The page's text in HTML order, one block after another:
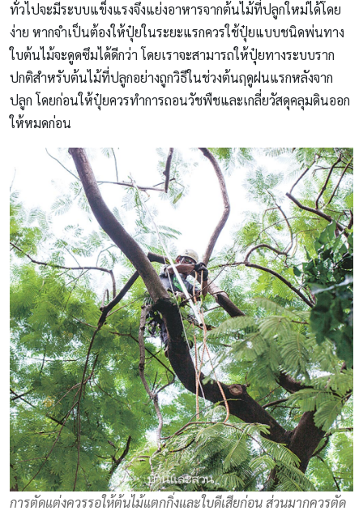
ทั่วไปจะมีระบบแข็งแรงจึงแย่งอาหารจากต้นไม้ที่ปลูกใหม่ได้โดย
ง่าย หากจำเป็นต้องให้ปุ๋ยในระยะแรกควรใช้ปุ๋ยแบบชนิดพ่นทาง
ใบต้นไม้จะดูดซึมได้ดีกว่า โดยเราจะสามารถให้ปุ๋ยทางระบบราก
ปกติสำหรับต้นไม้ที่ปลูกอย่างถูกวิธีในช่วงต้นฤดูฝนแรกหลังจาก
ปลูก โดยก่อนให้ปุ๋ยควรทำการถอนวัชพืชและเกลี่ยวัสดุคลุมดินออก
ให้หมดก่อน
การตัดแต่งควรรอให้ต้นไม้แตกกิ่งและใบดีเสียก่อน ส่วนมากควรตัด